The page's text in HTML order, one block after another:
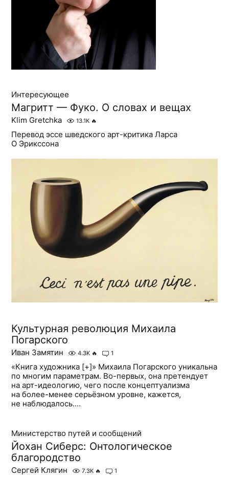
Интересующее
Магритт — Фуко. О словах и вещах
Klim Gretchka 13.1K 🔥
Перевод эссе шведского арт-критика Ларса
О Эрикссона
Культурная революция Михаила
Погарского
Иван Замятин 4.3K 🔥 1
«Книга художника [+]» Михаила Погарского уникальна
по многим параметрам. Во-первых, она претендует
на арт-идеологию, чего после концептуализма
на более-менее серьёзном уровне, кажется,
не наблюдалось....
Министерство путей и сообщений
Йохан Сиберс: Онтологическое
благородство
Сергей Клягин 7.3K 🔥 1